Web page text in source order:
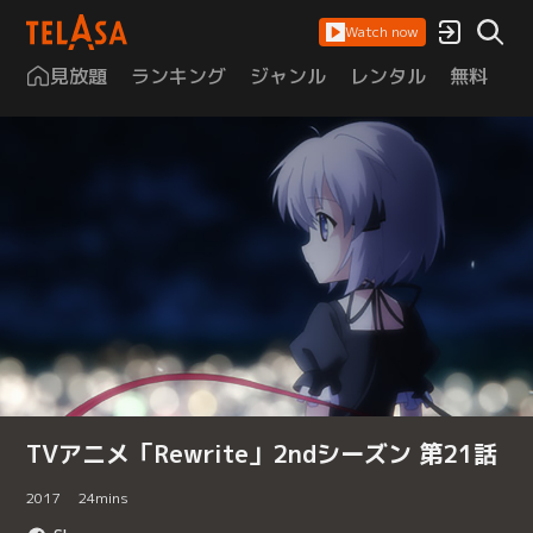
Watch now
見放題 ランキング ジャンル レンタル 無料
TVアニメ「Rewrite」2ndシーズン 第21話
2017 24mins